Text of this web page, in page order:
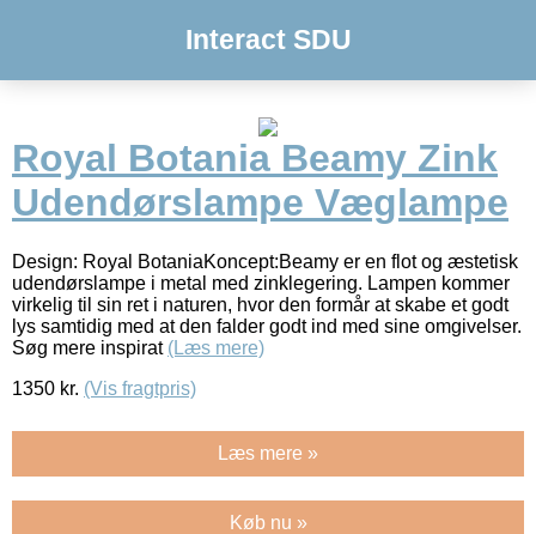
Interact SDU
Royal Botania Beamy Zink
Udendørslampe Væglampe
Design: Royal BotaniaKoncept:Beamy er en flot og æstetisk
udendørslampe i metal med zinklegering. Lampen kommer
virkelig til sin ret i naturen, hvor den formår at skabe et godt
lys samtidig med at den falder godt ind med sine omgivelser.
Søg mere inspirat (Læs mere)
1350 kr. (Vis fragtpris)
Læs mere »
Køb nu »